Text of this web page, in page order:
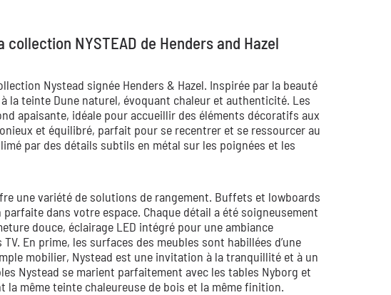
NYSTEAD de Henders and Hazel
Nystead signée Henders & Hazel. Inspirée par la beauté
la teinte Dune naturel, évoquant chaleur et authenticité. Les
apaisante, idéale pour accueillir des éléments décoratifs aux
et équilibré, parfait pour se recentrer et se ressourcer au
par des détails subtils en métal sur les poignées et les
une variété de solutions de rangement. Buffets et lowboards
dans votre espace. Chaque détail a été soigneusement
douce, éclairage LED intégré pour une ambiance
En prime, les surfaces des meubles sont habillées d’une
mobilier, Nystead est une invitation à la tranquillité et à un
Nystead se marient parfaitement avec les tables Nyborg et
même teinte chaleureuse de bois et la même finition.